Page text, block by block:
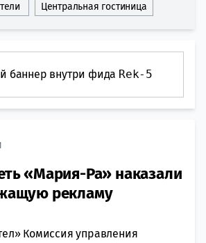
Центральная гостиница
баннер внутри фида Rek-5
«Мария-Ра» наказали
рекламу
Комиссия управления